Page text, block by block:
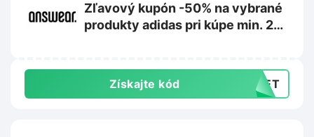
Zľavový kupón -50% na vybrané
produkty adidas pri kúpe min. 2
Získajte kód CRET